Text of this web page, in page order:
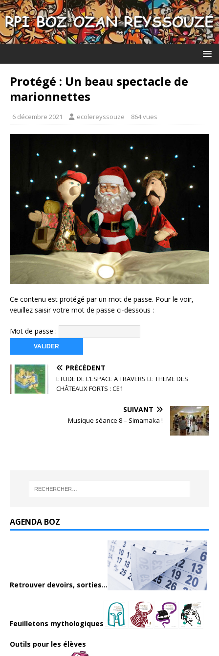
Protégé : Un beau spectacle de
marionnettes
6 décembre 2021 ecolereyssouze 864 vues
Ce contenu est protégé par un mot de passe. Pour le voir,
veuillez saisir votre mot de passe ci-dessous :
Mot de passe :
PRÉCÉDENT
ETUDE DE L’ESPACE A TRAVERS LE THEME DES
CHÂTEAUX FORTS : CE1
SUIVANT
Musique séance 8 – Simamaka !
AGENDA BOZ
Retrouver devoirs, sorties...
Feuilletons mythologiques
Outils pour les élèves